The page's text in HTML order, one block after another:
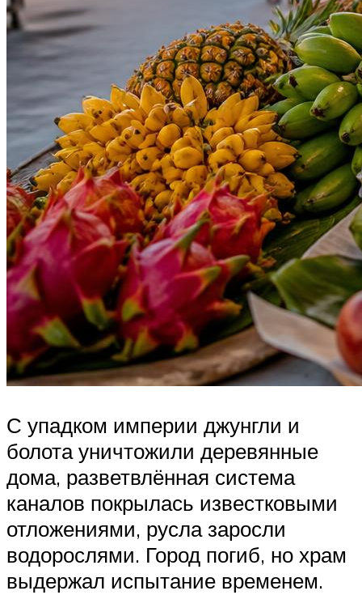
С упадком империи джунгли и
болота уничтожили деревянные
дома, разветвлённая система
каналов покрылась известковыми
отложениями, русла заросли
водорослями. Город погиб, но храм
выдержал испытание временем.